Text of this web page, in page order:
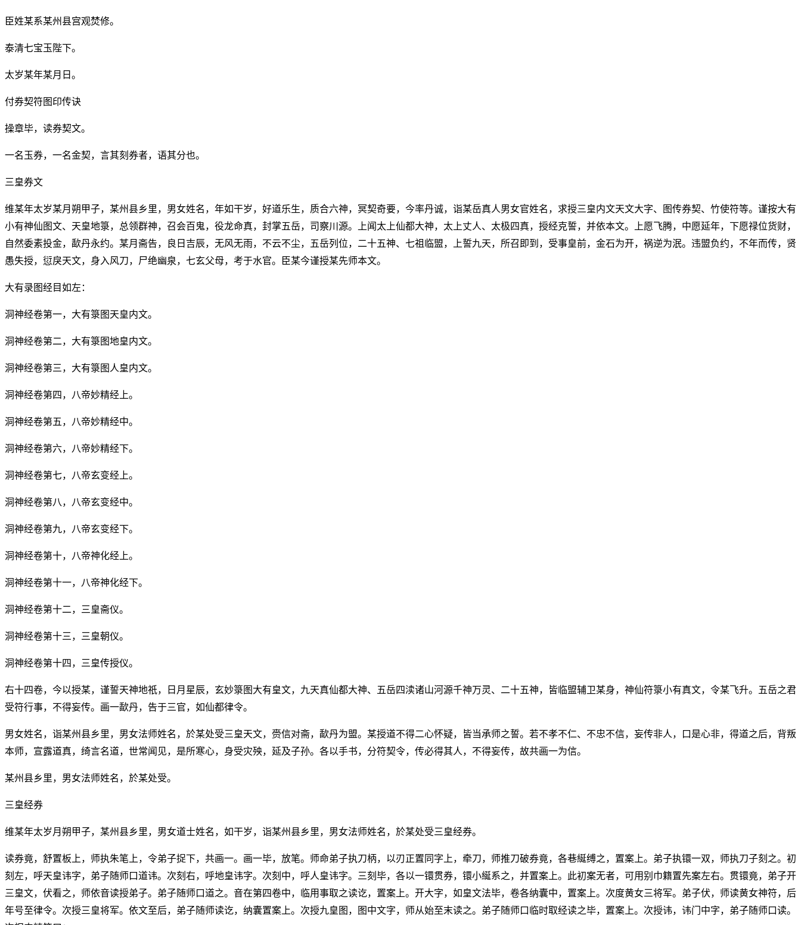
臣姓某系某州县宫观焚修。
泰清七宝玉陛下。
太岁某年某月日。
付券契符图印传诀
操章毕，读券契文。
一名玉券，一名金契，言其刻券者，语其分也。
三皇券文
维某年太岁某月朔甲子，某州县乡里，男女姓名，年如干岁，好道乐生，质合六神，冥契奇要，今率丹诚，诣某岳真人男女官姓名，求授三皇内文天文大字、图传券契、竹使符等。谨按大有
小有神仙图文、天皇地箓，总领群神，召会百鬼，役龙命真，封掌五岳，司察川源。上闻太上仙都大神，太上丈人、太极四真，授经克誓，并依本文。上愿飞腾，中愿延年，下愿禄位货财，
自然委素投金，歃丹永约。某月斋告，良日吉辰，无风无雨，不云不尘，五岳列位，二十五神、七祖临盟，上誓九天，所召即到，受事皇前，金石为开，祸逆为泯。违盟负约，不年而传，贤
愚失授，愆戾天文，身入风刀，尸绝幽泉，七玄父母，考于水官。臣某今谨授某先师本文。
大有录图经目如左：
洞神经卷第一，大有箓图天皇内文。
洞神经卷第二，大有箓图地皇内文。
洞神经卷第三，大有箓图人皇内文。
洞神经卷第四，八帝妙精经上。
洞神经卷第五，八帝妙精经中。
洞神经卷第六，八帝妙精经下。
洞神经卷第七，八帝玄变经上。
洞神经卷第八，八帝玄变经中。
洞神经卷第九，八帝玄变经下。
洞神经卷第十，八帝神化经上。
洞神经卷第十一，八帝神化经下。
洞神经卷第十二，三皇斋仪。
洞神经卷第十三，三皇朝仪。
洞神经卷第十四，三皇传授仪。
右十四卷，今以授某，谨誓天神地祇，日月星辰，玄妙箓图大有皇文，九天真仙都大神、五岳四渎诸山河源千神万灵、二十五神，皆临盟辅卫某身，神仙符箓小有真文，令某飞升。五岳之君
受符行事，不得妄传。画一歃丹，告于三官，如仙都律令。
男女姓名，诣某州县乡里，男女法师姓名，於某处受三皇天文，赍信对斋，歃丹为盟。某授道不得二心怀疑，皆当承师之誓。若不孝不仁、不忠不信，妄传非人，口是心非，得道之后，背叛
本师，宣露道真，绮言名道，世常闻见，是所寒心，身受灾殃，延及子孙。各以手书，分符契令，传必得其人，不得妄传，故共画一为信。
某州县乡里，男女法师姓名，於某处受。
三皇经券
维某年太岁月朔甲子，某州县乡里，男女道士姓名，如干岁，诣某州县乡里，男女法师姓名，於某处受三皇经券。
读券竟，舒置板上，师执朱笔上，令弟子捉下，共画一。画一毕，放笔。师命弟子执刀柄，以刃正置同字上，牵刀，师推刀破券竟，各巷綖缚之，置案上。弟子执镮一双，师执刀子刻之。初
刻左，呼天皇讳字，弟子随师口道讳。次刻右，呼地皇讳字。次刻中，呼人皇讳字。三刻毕，各以一镮贯券，镮小綖系之，并置案上。此初案无者，可用别巾籍置先案左右。贯镮竟，弟子开
三皇文，伏看之，师依音读授弟子。弟子随师口道之。音在第四卷中，临用事取之读讫，置案上。开大字，如皇文法毕，卷各纳囊中，置案上。次度黄女三将军。弟子伏，师读黄女神符，后
年号至律令。次授三皇将军。依文至后，弟子随师读讫，纳囊置案上。次授九皇图，图中文字，师从始至末读之。弟子随师口临时取经读之毕，置案上。次授讳，讳门中字，弟子随师口读。